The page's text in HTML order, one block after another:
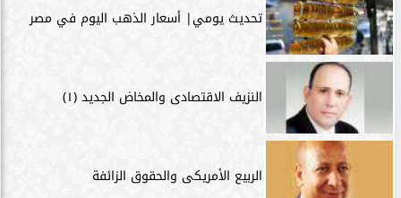
تحديث يومي| أسعار الذهب اليوم في مصر
النزيف الاقتصادى والمخاض الجديد (١)
الربيع الأمريكى والحقوق الزائفة